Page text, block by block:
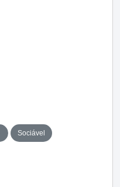
Sociável